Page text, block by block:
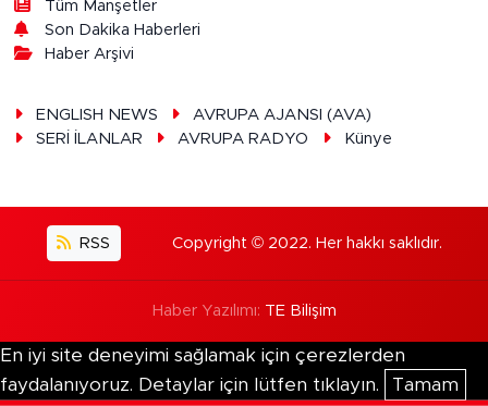
Tüm Manşetler
Son Dakika Haberleri
Haber Arşivi
ENGLISH NEWS
AVRUPA AJANSI (AVA)
SERİ İLANLAR
AVRUPA RADYO Künye
RSS Copyright © 2022. Her hakkı saklıdır.
Haber Yazılımı: TE Bilişim
En iyi site deneyimi sağlamak için çerezlerden
faydalanıyoruz. Detaylar için lütfen tıklayın.
Tamam